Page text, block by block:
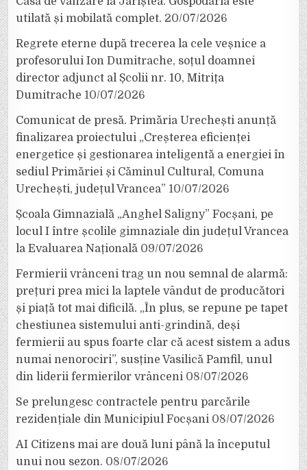
utilată și mobilată complet. 20/07/2026
Regrete eterne după trecerea la cele veșnice a
profesorului Ion Dumitrache, soțul doamnei
director adjunct al Școlii nr. 10, Mitrița
Dumitrache 10/07/2026
Comunicat de presă. Primăria Urechești anunță
finalizarea proiectului „Creșterea eficienței
energetice și gestionarea inteligentă a energiei în
sediul Primăriei și Căminul Cultural, Comuna
Urechești, județul Vrancea” 10/07/2026
Școala Gimnazială „Anghel Saligny” Focșani, pe
locul I între școlile gimnaziale din județul Vrancea
la Evaluarea Națională 09/07/2026
Fermierii vrânceni trag un nou semnal de alarmă:
prețuri prea mici la laptele vândut de producători
și piață tot mai dificilă. „În plus, se repune pe tapet
chestiunea sistemului anti-grindină, deși
fermierii au spus foarte clar că acest sistem a adus
numai nenorociri”, susține Vasilică Pamfil, unul
din liderii fermierilor vrânceni 08/07/2026
Se prelungesc contractele pentru parcările
rezidențiale din Municipiul Focșani 08/07/2026
AI Citizens mai are două luni până la începutul
unui nou sezon. 08/07/2026